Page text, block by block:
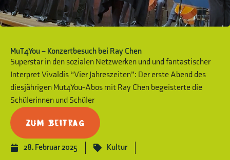
MuT4You – Konzertbesuch bei Ray Chen
Superstar in den sozialen Netzwerken und und fantastischer
Interpret Vivaldis “Vier Jahreszeiten”: Der erste Abend des
diesjährigen Mut4You-Abos mit Ray Chen begeisterte die
Schülerinnen und Schüler
Zum Beitrag
28. Februar 2025
Kultur